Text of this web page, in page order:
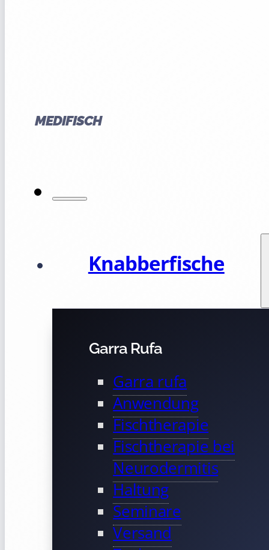
MEDIFISCH
Knabberfische
Garra Rufa
Garra rufa
Anwendung
Fischtherapie
Fischtherapie bei
Neurodermitis
Haltung
Seminare
Versand